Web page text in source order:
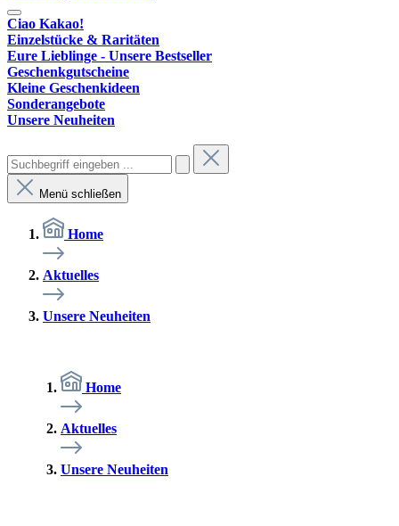
Ciao Kakao!
Einzelstücke & Raritäten
Eure Lieblinge - Unsere Bestseller
Geschenkgutscheine
Kleine Geschenkideen
Sonderangebote
Unsere Neuheiten
Menü schließen
Home
Aktuelles
Unsere Neuheiten
Home
Aktuelles
Unsere Neuheiten